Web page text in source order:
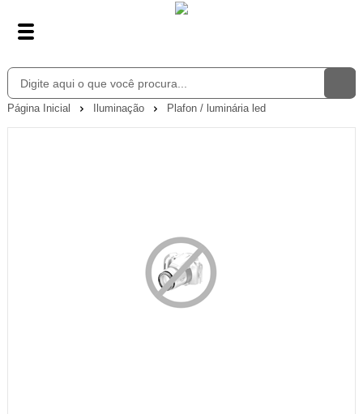
Página Inicial Iluminação Plafon / luminária led